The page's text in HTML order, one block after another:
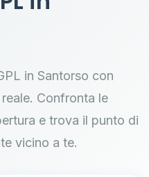
in Santorso con
Confronta le
e trova il punto di
vicino a te.